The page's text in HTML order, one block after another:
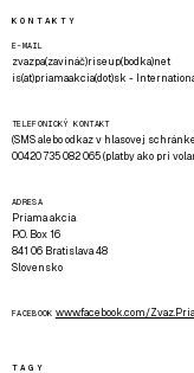
KONTAKTY
E-MAIL
zvazpa(zavináč)riseup(bodka)net
is(at)priamaakcia(dot)sk -
TELEFONICKÝ KONTAKT
(SMS alebo odkaz v hlasovej
00420 735 082 065 (platby ako pri
ADRESA
Priama akcia
P.O. Box 16
841 06 Bratislava 48
Slovensko
FACEBOOK www.facebook.com/
TAGY